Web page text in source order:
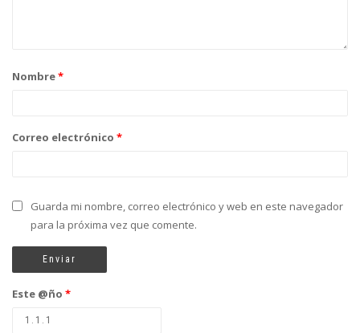
Nombre*
Correo electrónico *
Guarda mi nombre, correo electrónico y web en este navegador
para la próxima vez que comente.
Este @ño *